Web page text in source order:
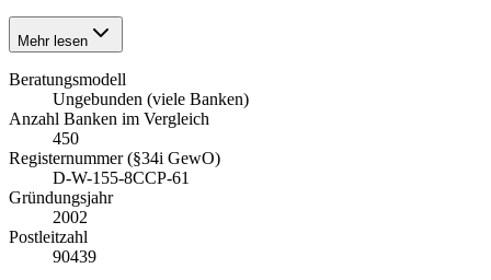
Mehr lesen
Beratungsmodell
Ungebunden (viele Banken)
Anzahl Banken im Vergleich
450
Registernummer (§34i GewO)
D-W-155-8CCP-61
Gründungsjahr
2002
Postleitzahl
90439